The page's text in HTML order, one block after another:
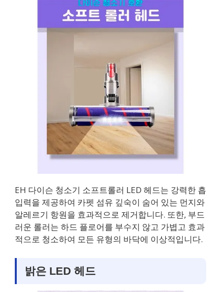
EH 다이슨 청소기 소프트롤러 LED 헤드는 강력한 흡
입력을 제공하여 카펫 섬유 깊숙이 숨어 있는 먼지와
알레르기 항원을 효과적으로 제거합니다. 또한, 부드
러운 롤러는 하드 플로어를 부수지 않고 가볍고 효과
적으로 청소하여 모든 유형의 바닥에 이상적입니다.
밝은 LED 헤드